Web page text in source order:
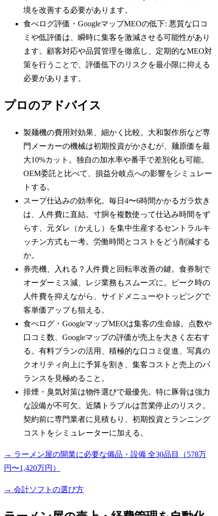
境を改善する必要があります。
食べログ評価・GoogleマップMEOの低下: 悪質な口コ
ミや低評価は、瞬時に集客を激減させる可能性があり
ます。顧客対応や品質管理を徹底し、定期的なMEO対
策を行うことで、評価低下のリスクを最小限に抑える
必要があります。
プロのアドバイス
製麺機の費用対効果、細かく比較。大和製作所など専
門メーカーの機械は初期投資がかさむが、麺原価を最
大10%カット。独自の加水率や番手で差別化も可能。
OEM委託と比べて、損益分岐点への影響をシミュレー
トする。
スープ仕込みの効率化。毎日4〜6時間かかるガラ炊き
は、人件費に直結。寸胴を複数使って仕込み時間をず
らす、元ダレ（かえし）を集中生産するセントラルキ
ッチン方式も一考。労働時間とコストをどう削減する
か。
券売機、入れる？人件費と回転率改善の鍵。食券制で
オーダーミス減、レジ業務もスムーズに。ピーク時の
人件費を抑えながら、サイドメニューやトッピングで
客単価アップも狙える。
食べログ・GoogleマップMEOは集客の生命線。点数や
口コミ数、Googleマップの評価が売上を大きく左右す
る。有料プランの活用、積極的な口コミ促進、写真の
クオリティ向上に予算を割き、集客コストと売上のバ
ランスを見極めること。
排煙・臭気対策は物件選びで最優先。特に豚骨は強力
な設備が不可欠。近隣トラブルは営業停止のリスク。
契約前に専門業者に見積もり、初期投資とランニング
コストをシミュレーターに加える。
→ ラーメン屋の開業に必要な備品・設備 全30品目（578万
円〜1,420万円）
→ 会計ソフトの選び方